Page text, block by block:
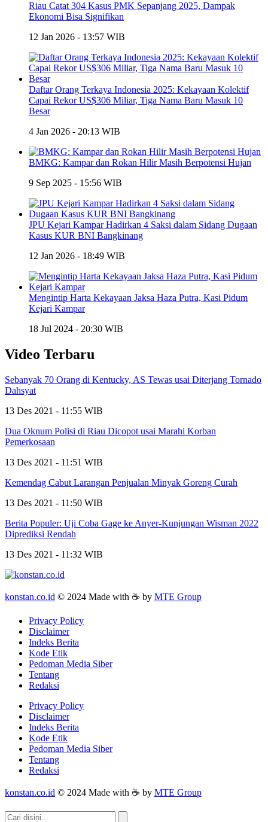
Riau Catat 304 Kasus PMK Sepanjang 2025, Dampak
Ekonomi Bisa Signifikan
12 Jan 2026 - 13:57 WIB
Daftar Orang Terkaya Indonesia 2025: Kekayaan Kolektif
Capai Rekor US$306 Miliar, Tiga Nama Baru Masuk 10
Besar
4 Jan 2026 - 20:13 WIB
BMKG: Kampar dan Rokan Hilir Masih Berpotensi Hujan
9 Sep 2025 - 15:56 WIB
JPU Kejari Kampar Hadirkan 4 Saksi dalam Sidang Dugaan
Kasus KUR BNI Bangkinang
12 Jan 2026 - 18:49 WIB
Mengintip Harta Kekayaan Jaksa Haza Putra, Kasi Pidum
Kejari Kampar
18 Jul 2024 - 20:30 WIB
Video Terbaru
Sebanyak 70 Orang di Kentucky, AS Tewas usai Diterjang Tornado
Dahsyat
13 Des 2021 - 11:55 WIB
Dua Oknum Polisi di Riau Dicopot usai Marahi Korban
Pemerkosaan
13 Des 2021 - 11:51 WIB
Kemendag Cabut Larangan Penjualan Minyak Goreng Curah
13 Des 2021 - 11:50 WIB
Berita Populer: Uji Coba Gage ke Anyer-Kunjungan Wisman 2022
Diprediksi Rendah
13 Des 2021 - 11:32 WIB
konstan.co.id © 2024 Made with ☕ by MTE Group
Privacy Policy
Disclaimer
Indeks Berita
Kode Etik
Pedoman Media Siber
Tentang
Redaksi
Privacy Policy
Disclaimer
Indeks Berita
Kode Etik
Pedoman Media Siber
Tentang
Redaksi
konstan.co.id © 2024 Made with ☕ by MTE Group